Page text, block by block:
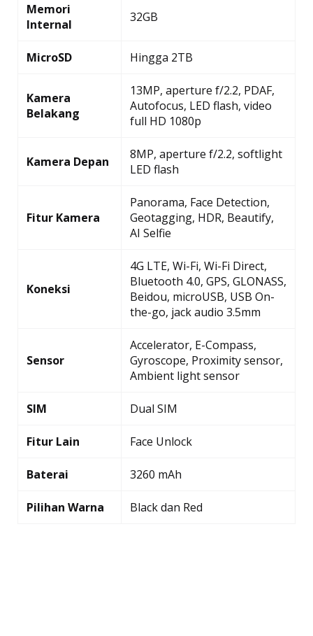
Memori
Internal
32GB
MicroSD Hingga 2TB
Kamera
Belakang
13MP, aperture f/2.2, PDAF,
Autofocus, LED flash, video
full HD 1080p
Kamera Depan
8MP, aperture f/2.2, softlight
LED flash
Fitur Kamera
Panorama, Face Detection,
Geotagging, HDR, Beautify,
AI Selfie
Koneksi
4G LTE, Wi-Fi, Wi-Fi Direct,
Bluetooth 4.0, GPS, GLONASS,
Beidou, microUSB, USB On-
the-go, jack audio 3.5mm
Sensor
Accelerator, E-Compass,
Gyroscope, Proximity sensor,
Ambient light sensor
SIM Dual SIM
Fitur Lain Face Unlock
Baterai 3260 mAh
Pilihan Warna Black dan Red